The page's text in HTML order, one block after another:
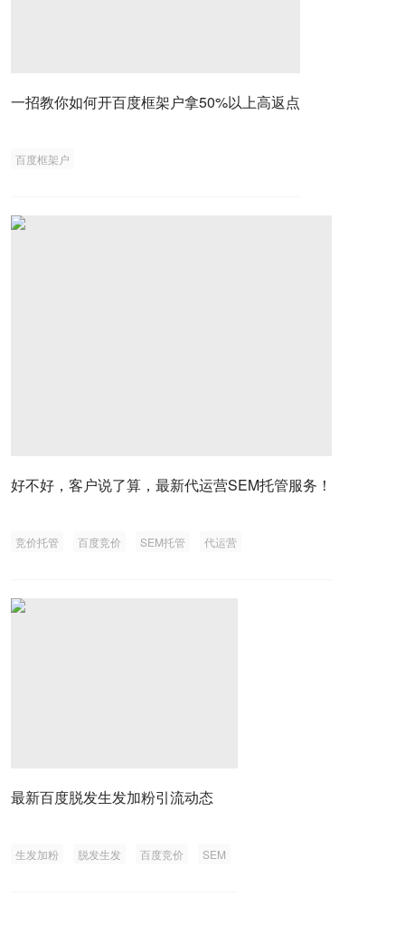
一招教你如何开百度框架户拿50%以上高返点
百度框架户
好不好，客户说了算，最新代运营SEM托管服务！
竞价托管 百度竞价 SEM托管 代运营
最新百度脱发生发加粉引流动态
生发加粉 脱发生发 百度竞价 SEM